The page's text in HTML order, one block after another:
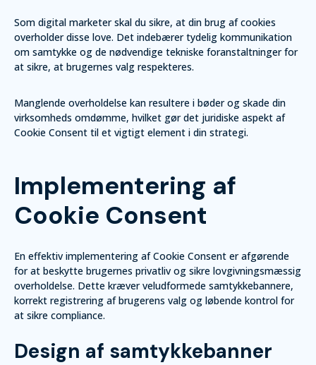
Som digital marketer skal du sikre, at din brug af cookies
overholder disse love. Det indebærer tydelig kommunikation
om samtykke og de nødvendige tekniske foranstaltninger for
at sikre, at brugernes valg respekteres.
Manglende overholdelse kan resultere i bøder og skade din
virksomheds omdømme, hvilket gør det juridiske aspekt af
Cookie Consent til et vigtigt element i din strategi.
Implementering af
Cookie Consent
En effektiv implementering af Cookie Consent er afgørende
for at beskytte brugernes privatliv og sikre lovgivningsmæssig
overholdelse. Dette kræver veludformede samtykkebannere,
korrekt registrering af brugerens valg og løbende kontrol for
at sikre compliance.
Design af samtykkebanner